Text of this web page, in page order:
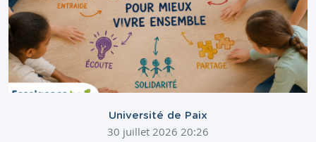
Université de Paix
30 juillet 2026 20:26